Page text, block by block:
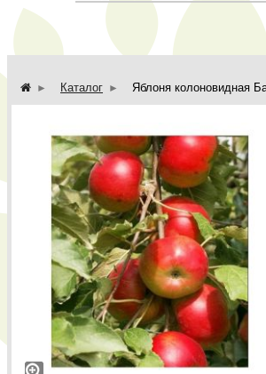
Каталог Яблоня колоновидная